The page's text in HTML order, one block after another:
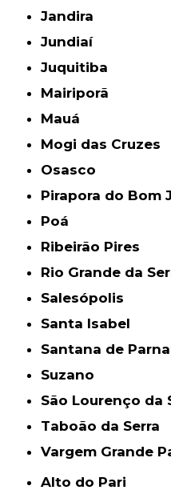
Jandira
Jundiaí
Juquitiba
Mairiporã
Mauá
Mogi das Cruzes
Osasco
Pirapora do Bom
Poá
Ribeirão Pires
Rio Grande da
Salesópolis
Santa Isabel
Santana de
Suzano
São Lourenço da
Taboão da Serra
Vargem Grande
Alto do Pari